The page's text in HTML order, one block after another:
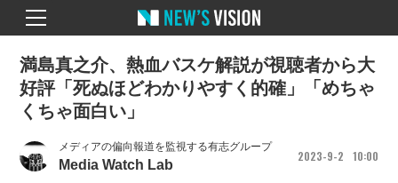
メディアの偏向報道を監視する有志グループ
Media Watch Lab
2023 9 2 10 00
満島真之介、熱血バスケ解説が視聴者から大
好評「死ぬほどわかりやすく的確」「めちゃ
くちゃ面白い」